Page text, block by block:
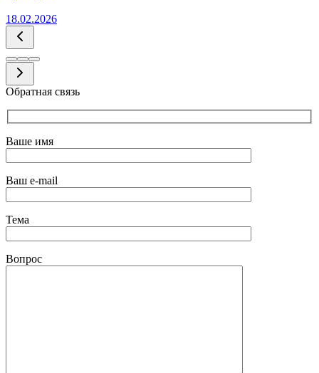
18.02.2026
Обратная связь
Ваше имя
Ваш e-mail
Тема
Вопрос